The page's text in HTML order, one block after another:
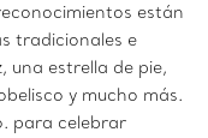
están
tradicionales e
una estrella de pie,
y mucho más.
para celebrar